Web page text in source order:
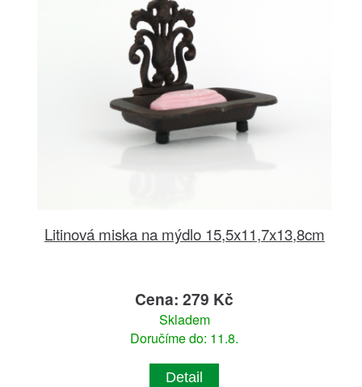
Litinová miska na mýdlo 15,5x11,7x13,8cm
Cena: 279 Kč
Skladem
Doručíme do: 11.8.
Detail